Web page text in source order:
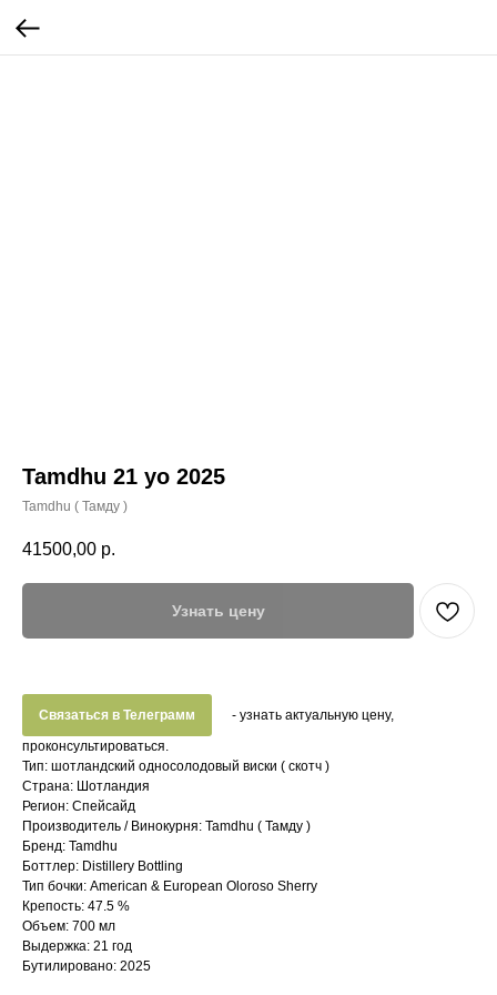
Tamdhu 21 yo 2025
Tamdhu ( Тамду )
41500,00 р.
Узнать цену
Связаться в Телеграмм
- узнать актуальную цену,
проконсультироваться.
Тип: шотландский односолодовый виски ( скотч )
Страна: Шотландия
Регион: Спейсайд
Производитель / Винокурня: Tamdhu ( Тамду )
Бренд: Tamdhu
Боттлер: Distillery Bottling
Тип бочки: American & European Oloroso Sherry
Крепость: 47.5 %
Объем: 700 мл
Выдержка: 21 год
Бутилировано: 2025